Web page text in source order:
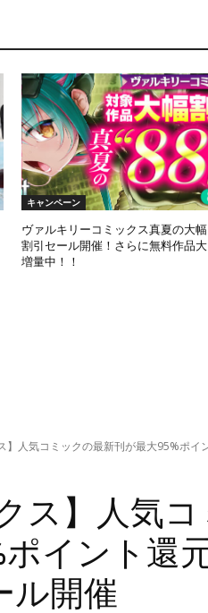
キャンペーン
ヴァルキリーコミックス真夏の大幅
割引セール開催！さらに無料作品大
増量中！！